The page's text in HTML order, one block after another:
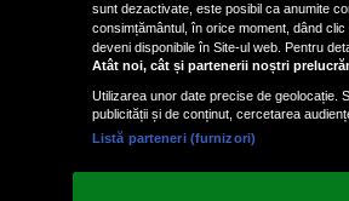
sunt dezactivate, este posibil ca anumite
consimțământul, în orice moment, dând
deveni disponibile în Site-ul web. Pentru
Atât noi, cât și partenerii noștri
Utilizarea unor date precise de geolocație.
publicității și de conținut, cercetarea
Listă parteneri (furnizori)